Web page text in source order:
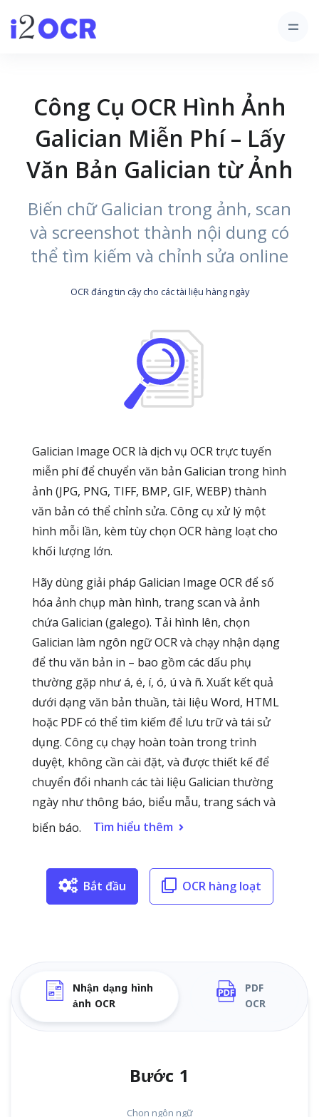
Công Cụ OCR Hình Ảnh
Galician Miễn Phí – Lấy
Văn Bản Galician từ Ảnh
Biến chữ Galician trong ảnh, scan
và screenshot thành nội dung có
thể tìm kiếm và chỉnh sửa online
OCR đáng tin cậy cho các tài liệu hàng ngày
Galician Image OCR là dịch vụ OCR trực tuyến
miễn phí để chuyển văn bản Galician trong hình
ảnh (JPG, PNG, TIFF, BMP, GIF, WEBP) thành
văn bản có thể chỉnh sửa. Công cụ xử lý một
hình mỗi lần, kèm tùy chọn OCR hàng loạt cho
khối lượng lớn.
Hãy dùng giải pháp Galician Image OCR để số
hóa ảnh chụp màn hình, trang scan và ảnh
chứa Galician (galego). Tải hình lên, chọn
Galician làm ngôn ngữ OCR và chạy nhận dạng
để thu văn bản in – bao gồm các dấu phụ
thường gặp như á, é, í, ó, ú và ñ. Xuất kết quả
dưới dạng văn bản thuần, tài liệu Word, HTML
hoặc PDF có thể tìm kiếm để lưu trữ và tái sử
dụng. Công cụ chạy hoàn toàn trong trình
duyệt, không cần cài đặt, và được thiết kế để
chuyển đổi nhanh các tài liệu Galician thường
ngày như thông báo, biểu mẫu, trang sách và
biển báo.
Tìm hiểu thêm
Bắt đầu OCR hàng loạt
Nhận dạng hình
ảnh OCR
PDF
OCR
Bước 1
Chọn ngôn ngữ